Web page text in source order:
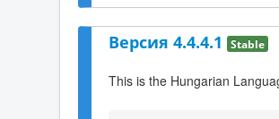
Версия 4.4.4.1 Stable
This is the Hungarian